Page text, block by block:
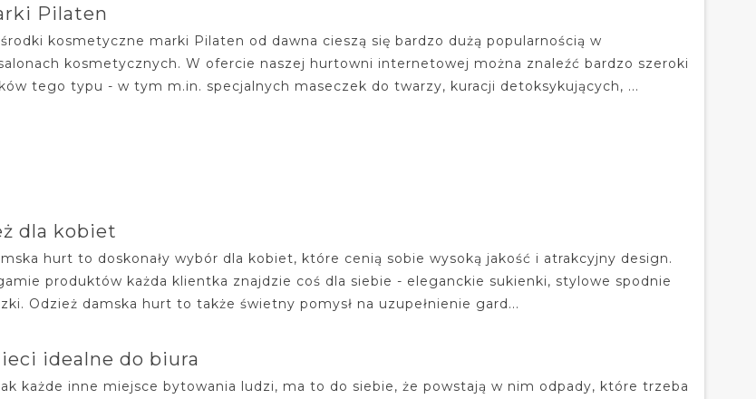
Pilaten
kosmetyczne marki Pilaten od dawna cieszą się bardzo dużą popularnością w
kosmetycznych. W ofercie naszej hurtowni internetowej można znaleźć bardzo szeroki
tego typu - w tym m.in. specjalnych maseczek do twarzy, kuracji detoksykujących, ...
dla kobiet
hurt to doskonały wybór dla kobiet, które cenią sobie wysoką jakość i atrakcyjny design.
produktów każda klientka znajdzie coś dla siebie - eleganckie sukienki, stylowe spodnie
Odzież damska hurt to także świetny pomysł na uzupełnienie gard...
idealne do biura
każde inne miejsce bytowania ludzi, ma to do siebie, że powstają w nim odpady, które trzeba